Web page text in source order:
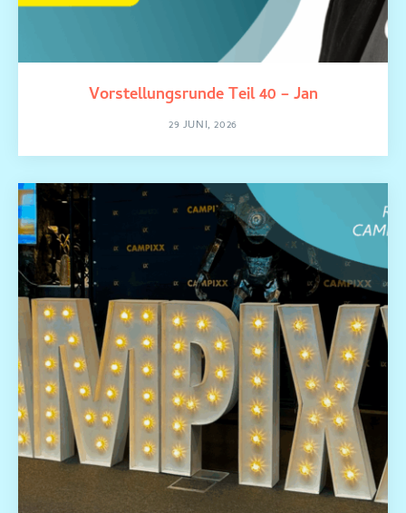
Vorstellungsrunde Teil 40 – Jan
29 JUNI, 2026